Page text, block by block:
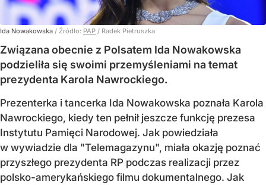
Ida Nowakowska / Źródło: PAP / Radek Pietruszka
Związana obecnie z Polsatem Ida Nowakowska
podzieliła się swoimi przemyśleniami na temat
prezydenta Karola Nawrockiego.
Prezenterka i tancerka Ida Nowakowska poznała Karola
Nawrockiego, kiedy ten pełnił jeszcze funkcję prezesa
Instytutu Pamięci Narodowej. Jak powiedziała
w wywiadzie dla "Telemagazynu", miała okazję poznać
przyszłego prezydenta RP podczas realizacji przez
polsko-amerykańskiego filmu dokumentalnego. Jak